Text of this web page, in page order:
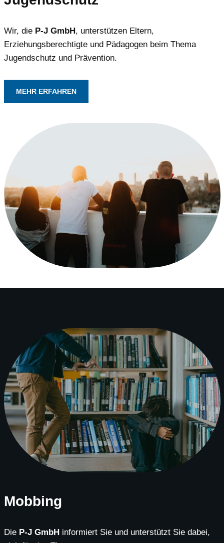
Wir, die P-J GmbH, unterstützen Eltern,
Erziehungsberechtigte und Pädagogen beim Thema
Jugendschutz und Prävention.
MEHR ERFAHREN
Mobbing
Die P-J GmbH informiert Sie und unterstützt Sie dabei,